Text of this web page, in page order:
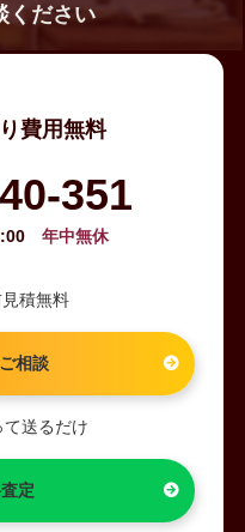
ください
費用無料
351
年中無休
積無料
相談
送るだけ
定